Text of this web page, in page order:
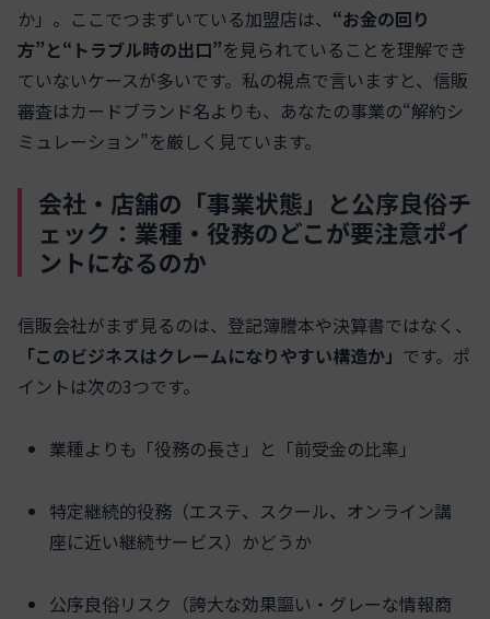
か」。ここでつまずいている加盟店は、 “お金の回り
方”と“トラブル時の出口”を見られていることを理解でき
ていないケースが多いです。私の視点で言いますと、信販
審査はカードブランド名よりも、あなたの事業の“解約シ
ミュレーション”を厳しく見ています。
会社・店舗の「事業状態」と公序良俗チ
ェック：業種・役務のどこが要注意ポイ
ントになるのか
信販会社がまず見るのは、登記簿謄本や決算書ではなく、
「このビジネスはクレームになりやすい構造か」 です。ポ
イントは次の3つです。
業種よりも「役務の長さ」と「前受金の比率」
特定継続的役務（エステ、スクール、オンライン講
座に近い継続サービス）かどうか
公序良俗リスク（誇大な効果謳い・グレーな情報商